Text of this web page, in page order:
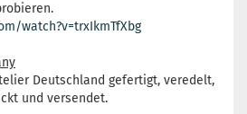
watch?v=trxIkmTfXbg
Deutschland gefertigt, veredelt,
und versendet.